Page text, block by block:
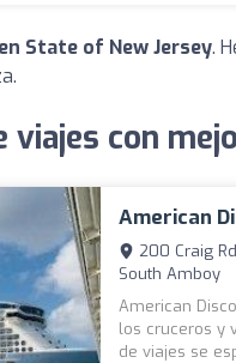
State of New Jersey.
viajes con
American
200 Craig
South Amboy
American
los cruceros y
de viajes se